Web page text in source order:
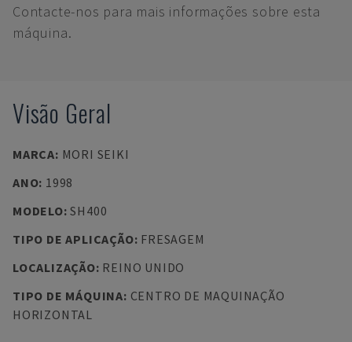
Contacte-nos para mais informações sobre esta
máquina.
Visão Geral
MARCA: MORI SEIKI
ANO: 1998
MODELO:SH400
TIPO DE APLICAÇÃO: FRESAGEM
LOCALIZAÇÃO: REINO UNIDO
TIPO DE MÁQUINA: CENTRO DE MAQUINAÇÃO
HORIZONTAL